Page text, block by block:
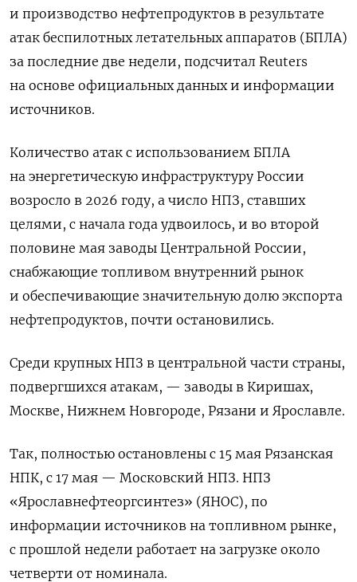
и производство нефтепродуктов в результате
атак беспилотных летательных аппаратов (БПЛА)
за последние две недели, подсчитал Reuters
на основе официальных данных и информации
источников.
Количество атак с использованием БПЛА
на энергетическую инфраструктуру России
возросло в 2026 году, а число НПЗ, ставших
целями, с начала года удвоилось, и во второй ​
половине мая заводы Центральной России, ​
снабжающие топливом внутренний рынок
и обеспечивающие ​значительную долю ⁠экспорта
нефтепродуктов, почти остановились.
Среди крупных НПЗ в центральной части страны,
подвергшихся ‌атакам, — заводы в Киришах,
Москве, Нижнем Новгороде, Рязани ‌и Ярославле.
Так, полностью остановлены с 15 мая Рязанская
НПК, с 17 мая — Московский НПЗ. НПЗ
«Ярославнефтеоргсинтез» (ЯНОС), ​по
информации источников на топливном рынке,
с прошлой недели работает на загрузке около
четверти ‌от номинала.